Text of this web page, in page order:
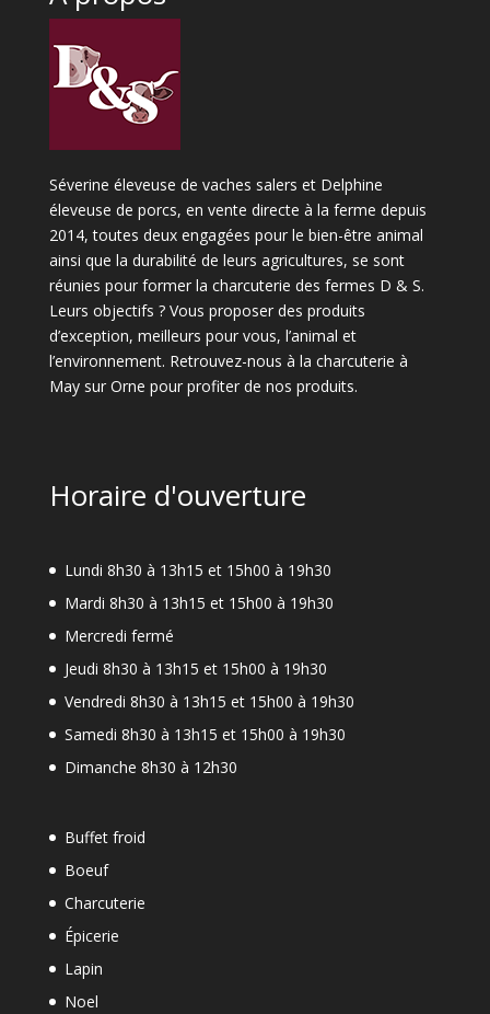
Séverine éleveuse de vaches salers et Delphine
éleveuse de porcs, en vente directe à la ferme depuis
2014, toutes deux engagées pour le bien-être animal
ainsi que la durabilité de leurs agricultures, se sont
réunies pour former la charcuterie des fermes D & S.
Leurs objectifs ? Vous proposer des produits
d’exception, meilleurs pour vous, l’animal et
l’environnement. Retrouvez-nous à la charcuterie à
May sur Orne pour profiter de nos produits.
Horaire d'ouverture
Lundi 8h30 à 13h15 et 15h00 à 19h30
Mardi 8h30 à 13h15 et 15h00 à 19h30
Mercredi fermé
Jeudi 8h30 à 13h15 et 15h00 à 19h30
Vendredi 8h30 à 13h15 et 15h00 à 19h30
Samedi 8h30 à 13h15 et 15h00 à 19h30
Dimanche 8h30 à 12h30
Buffet froid
Boeuf
Charcuterie
Épicerie
Lapin
Noel